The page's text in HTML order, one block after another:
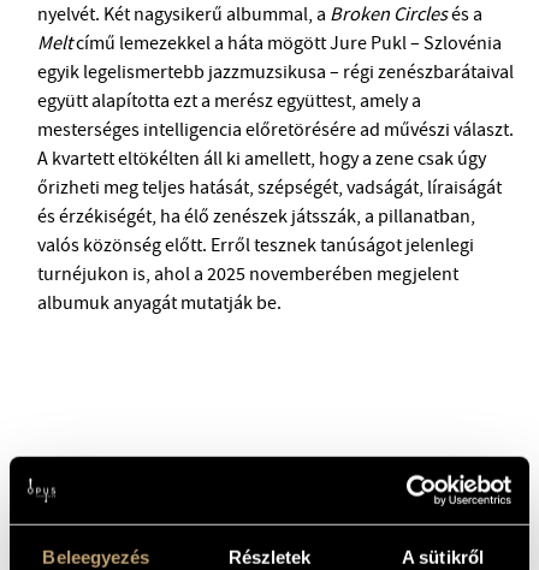
Beleegyezés Részletek A sütikről
ZENEI INFORMÁCIÓS KÖZPONT ÉS KÖNYVTÁR
BMC NEMZETKÖZI CIMBALOMVERSENY 2019
nyelvét. Két nagysikerű albummal, a Broken Circlesés a
Meltcímű lemezekkel a háta mögött Jure Pukl – Szlovénia
egyik legelismertebb jazzmuzsikusa – régi zenészbarátaival
együtt alapította ezt a merész együttest, amely a
mesterséges intelligencia előretörésére ad művészi választ.
A kvartett eltökélten áll ki amellett, hogy a zene csak úgy
őrizheti meg teljes hatását, szépségét, vadságát, líraiságát
és érzékiségét, ha élő zenészek játsszák, a pillanatban,
valós közönség előtt. Erről tesznek tanúságot jelenlegi
turnéjukon is, ahol a 2025 novemberében megjelent
albumuk anyagát mutatják be.